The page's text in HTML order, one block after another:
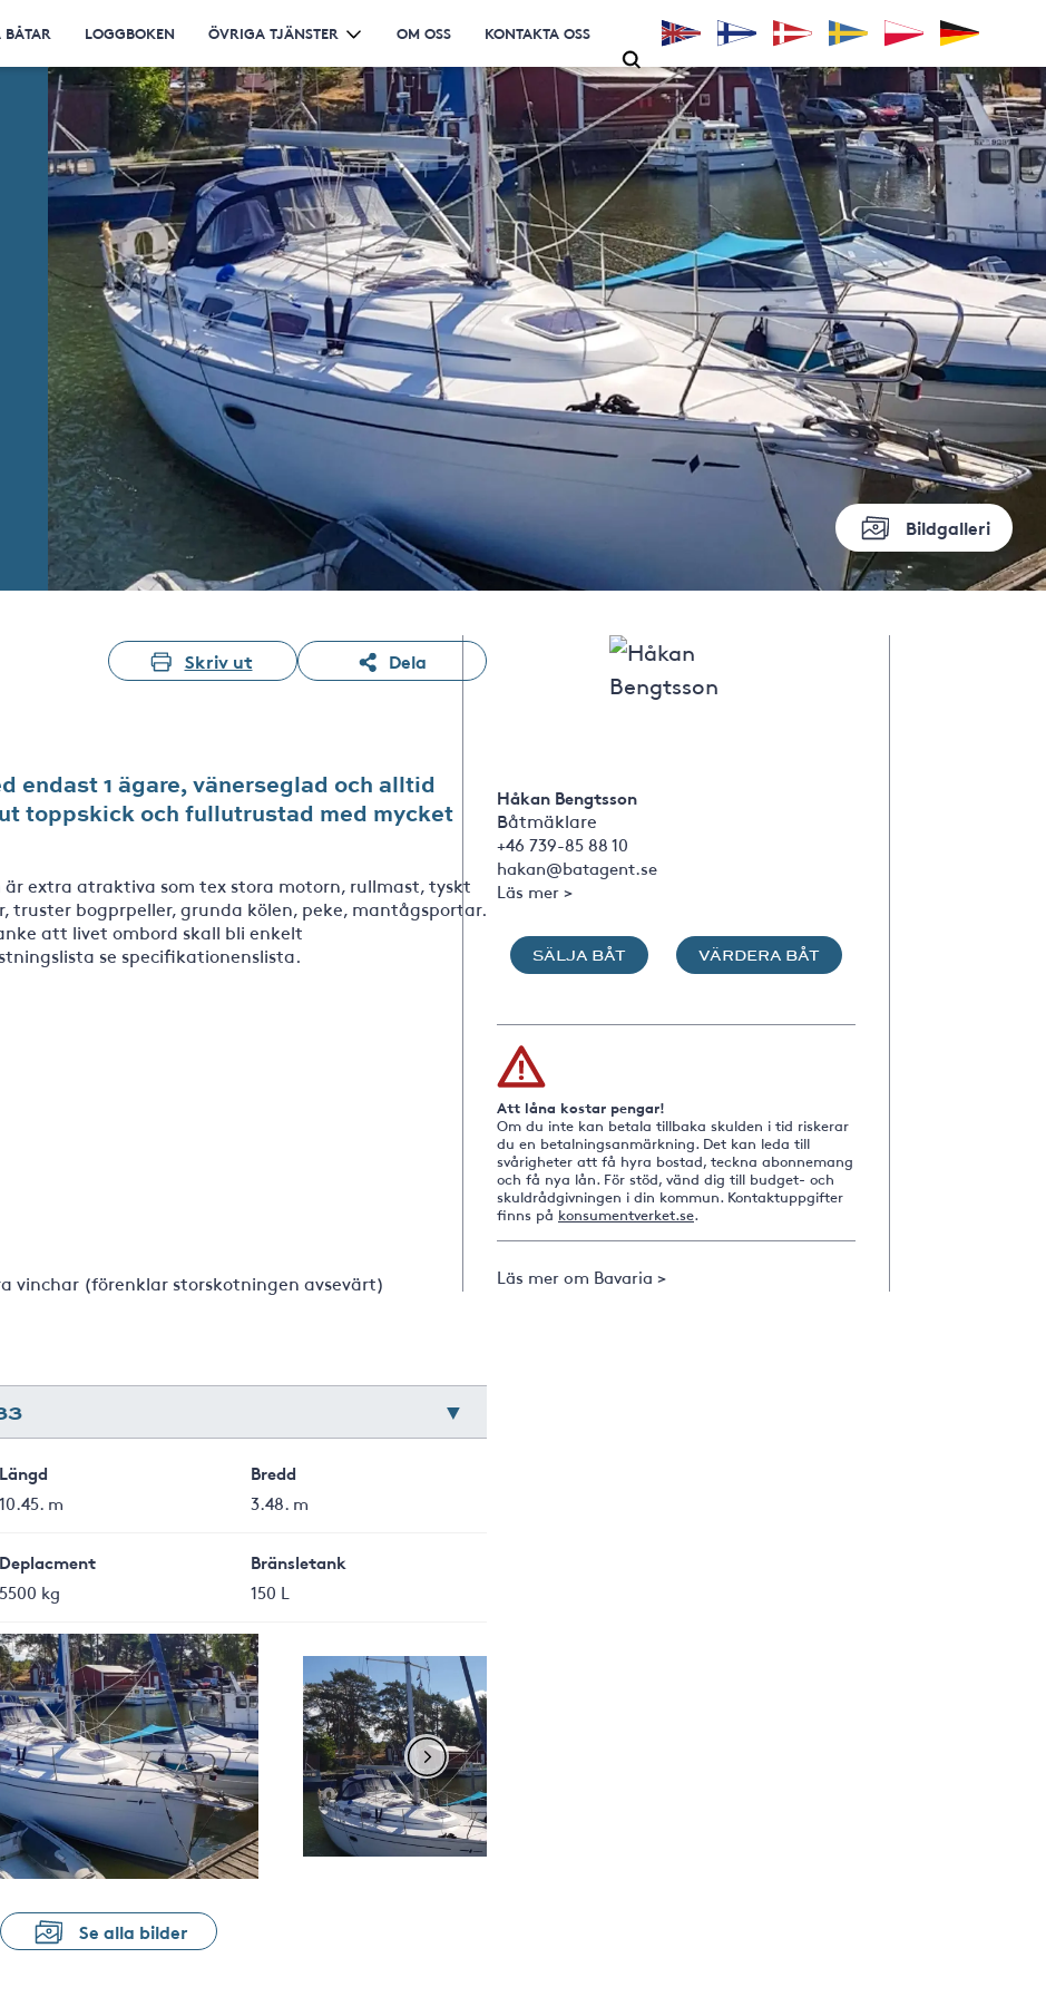
BÅTAR LOGGBOKEN ÖVRIGA TJÄNSTER OM OSS KONTAKTA OSS
Bildgalleri
Skriv ut Dela
endast 1 ägare, vänerseglad och alltid
toppskick och fullutrustad med mycket
är extra atraktiva som tex stora motorn, rullmast, tyskt
truster bogprpeller, grunda kölen, peke, mantågsportar.
att livet ombord skall bli enkelt
se specifikationenslista.
vinchar (förenklar storskotningen avsevärt)
Längd
10.45. m
Bredd
3.48. m
Deplacment
5500 kg
Bränsletank
150 L
Se alla bilder
Håkan Bengtsson
Båtmäklare
+46 739-85 88 10
hakan@batagent.se
Läs mer >
SÄLJA BÅT VÄRDERA BÅT
Att låna kostar pengar!
Om du inte kan betala tillbaka skulden i tid riskerar
du en betalningsanmärkning. Det kan leda till
svårigheter att få hyra bostad, teckna abonnemang
och få nya lån. För stöd, vänd dig till budget- och
skuldrådgivningen i din kommun. Kontaktuppgifter
finns på konsumentverket.se.
Läs mer om Bavaria >